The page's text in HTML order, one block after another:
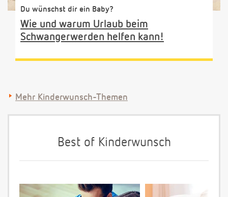
Du wünschst dir ein Baby?
Wie und warum Urlaub beim
Schwangerwerden helfen kann!
Mehr Kinderwunsch-Themen
Best of Kinderwunsch